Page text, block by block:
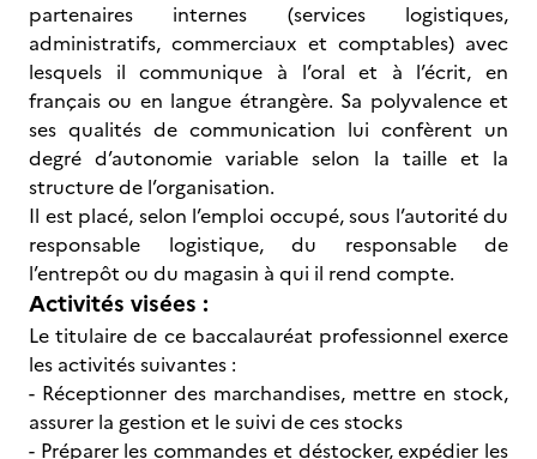
partenaires internes (services logistiques,
administratifs, commerciaux et comptables) avec
lesquels il communique à l’oral et à l’écrit, en
français ou en langue étrangère. Sa polyvalence et
ses qualités de communication lui confèrent un
degré d’autonomie variable selon la taille et la
structure de l’organisation.
Il est placé, selon l’emploi occupé, sous l’autorité du
responsable logistique, du responsable de
l’entrepôt ou du magasin à qui il rend compte.
Activités visées :
Le titulaire de ce baccalauréat professionnel exerce
les activités suivantes :
- Réceptionner des marchandises, mettre en stock,
assurer la gestion et le suivi de ces stocks
- Préparer les commandes et déstocker, expédier les